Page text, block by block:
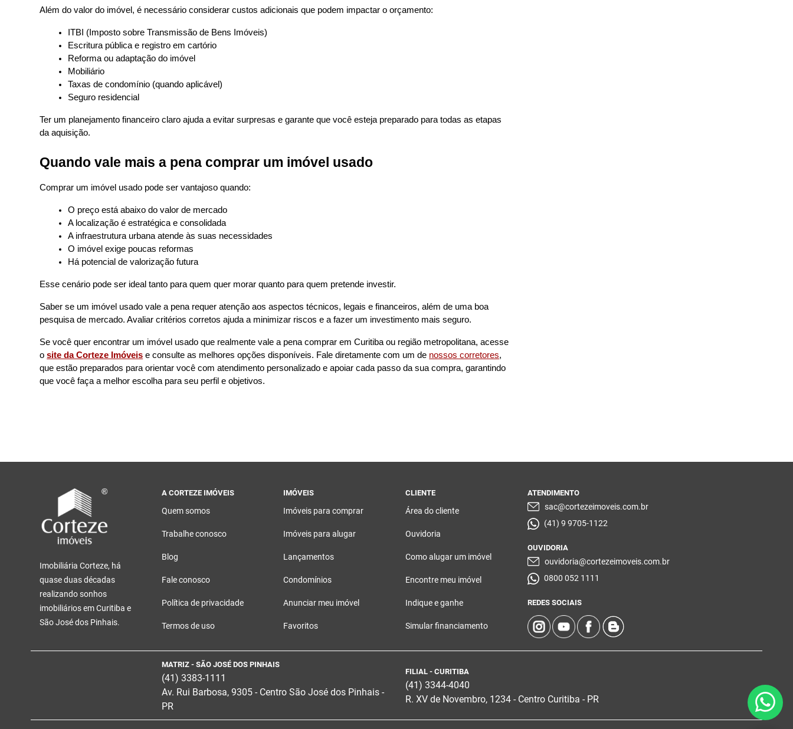
Além do valor do imóvel, é necessário considerar custos adicionais que podem impactar o orçamento:
ITBI (Imposto sobre Transmissão de Bens Imóveis)
Escritura pública e registro em cartório
Reforma ou adaptação do imóvel
Mobiliário
Taxas de condomínio (quando aplicável)
Seguro residencial
Ter um planejamento financeiro claro ajuda a evitar surpresas e garante que você esteja preparado para todas as etapas
da aquisição.
Quando vale mais a pena comprar um imóvel usado
Comprar um imóvel usado pode ser vantajoso quando:
O preço está abaixo do valor de mercado
A localização é estratégica e consolidada
A infraestrutura urbana atende às suas necessidades
O imóvel exige poucas reformas
Há potencial de valorização futura
Esse cenário pode ser ideal tanto para quem quer morar quanto para quem pretende investir.
Saber se um imóvel usado vale a pena requer atenção aos aspectos técnicos, legais e financeiros, além de uma boa
pesquisa de mercado. Avaliar critérios corretos ajuda a minimizar riscos e a fazer um investimento mais seguro.
Se você quer encontrar um imóvel usado que realmente vale a pena comprar em Curitiba ou região metropolitana, acesse
o site da Corteze Imóveis e consulte as melhores opções disponíveis. Fale diretamente com um de nossos corretores,
que estão preparados para orientar você com atendimento personalizado e apoiar cada passo da sua compra, garantindo
que você faça a melhor escolha para seu perfil e objetivos.
Imobiliária Corteze, há
quase duas décadas
realizando sonhos
imobiliários em Curitiba e
São José dos Pinhais.
A CORTEZE IMÓVEIS
Quem somos
Trabalhe conosco
Blog
Fale conosco
Política de privacidade
Termos de uso
IMÓVEIS
Imóveis para comprar
Imóveis para alugar
Lançamentos
Condomínios
Anunciar meu imóvel
Favoritos
CLIENTE
Área do cliente
Ouvidoria
Como alugar um imóvel
Encontre meu imóvel
Indique e ganhe
Simular financiamento
ATENDIMENTO
sac@cortezeimoveis.com.br
(41) 9 9705-1122
OUVIDORIA
ouvidoria@cortezeimoveis.com.br
0800 052 1111
REDES SOCIAIS
MATRIZ - SÃO JOSÉ DOS PINHAIS
(41) 3383-1111
Av. Rui Barbosa, 9305 - Centro São José dos Pinhais -
PR
FILIAL - CURITIBA
(41) 3344-4040
R. XV de Novembro, 1234 - Centro Curitiba - PR